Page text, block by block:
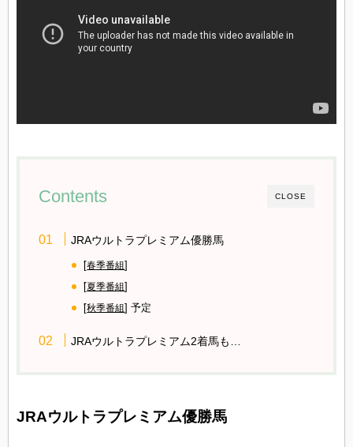
CLOSE
Contents
JRAウルトラプレミアム優勝馬
[春季番組]
[夏季番組]
[秋季番組] 予定
JRAウルトラプレミアム2着馬も…
JRAウルトラプレミアム優勝馬